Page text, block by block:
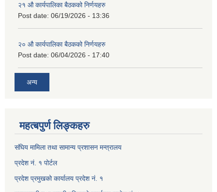
२१ औ कार्यपालिका बैठकको निर्णयहरु
Post date: 06/19/2026 - 13:36
२० औ कार्यपालिका बैठकको निर्णयहरु
Post date: 06/04/2026 - 17:40
अन्य
महत्बपुर्ण लिङ्कहरु
संघिय मामिला तथा सामान्य प्रशासन मन्त्रालय
प्रदेश नं. १ पोर्टल
प्रदेश प्रमुखको कार्यालय प्रदेश नं. १